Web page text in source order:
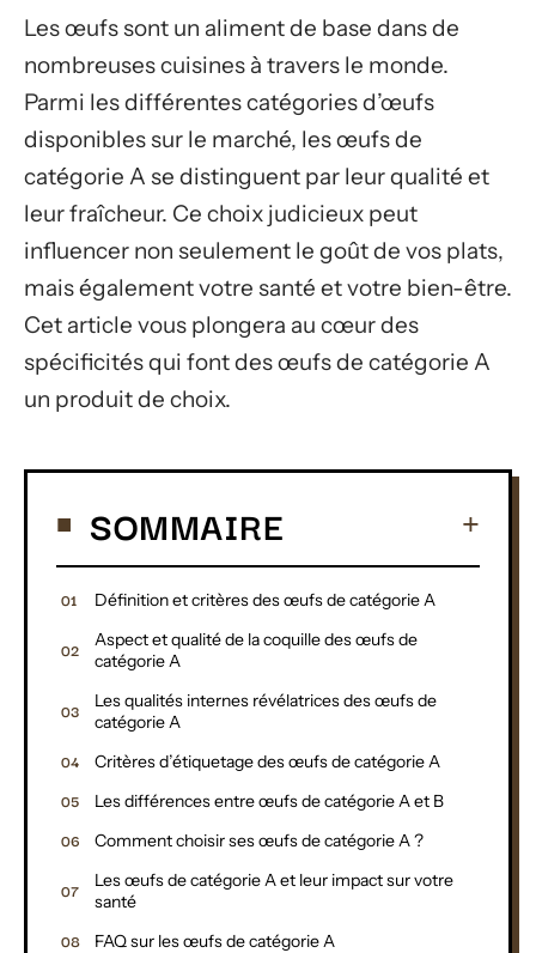
Les œufs sont un aliment de base dans de
nombreuses cuisines à travers le monde.
Parmi les différentes catégories d’œufs
disponibles sur le marché, les œufs de
catégorie A se distinguent par leur qualité et
leur fraîcheur. Ce choix judicieux peut
influencer non seulement le goût de vos plats,
mais également votre santé et votre bien-être.
Cet article vous plongera au cœur des
spécificités qui font des œufs de catégorie A
un produit de choix.
SOMMAIRE
Définition et critères des œufs de catégorie A
Aspect et qualité de la coquille des œufs de
catégorie A
Les qualités internes révélatrices des œufs de
catégorie A
Critères d’étiquetage des œufs de catégorie A
Les différences entre œufs de catégorie A et B
Comment choisir ses œufs de catégorie A ?
Les œufs de catégorie A et leur impact sur votre
santé
FAQ sur les œufs de catégorie A